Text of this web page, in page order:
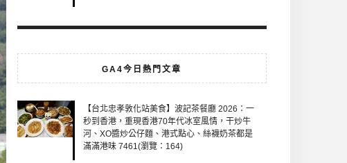
GA4今日熱門文章
【台北忠孝敦化站美食】波記茶餐廳 2026：一
秒到香港，重現香港70年代冰室風情，干炒牛
河、XO醬炒公仔麵、港式點心、絲襪奶茶都是
滿滿港味 7461(瀏覽：164)